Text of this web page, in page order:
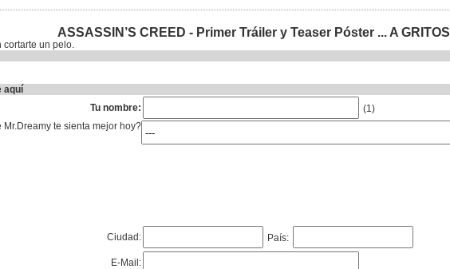
ASSASSIN’S CREED - Primer Tráiler y Teaser Póster ... A GRITOS
cortarte un pelo.
aquí
Tu nombre:
(1)
Mr.Dreamy te sienta mejor hoy?
Ciudad: País:
E-Mail: